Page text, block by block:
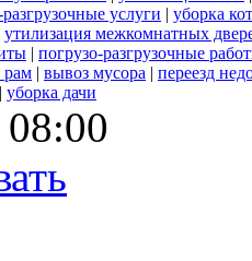
услуги | уборка
утилизация межкомнатных
| погрузо-разгрузочные
рам | вывоз мусора | переезд
| уборка дачи